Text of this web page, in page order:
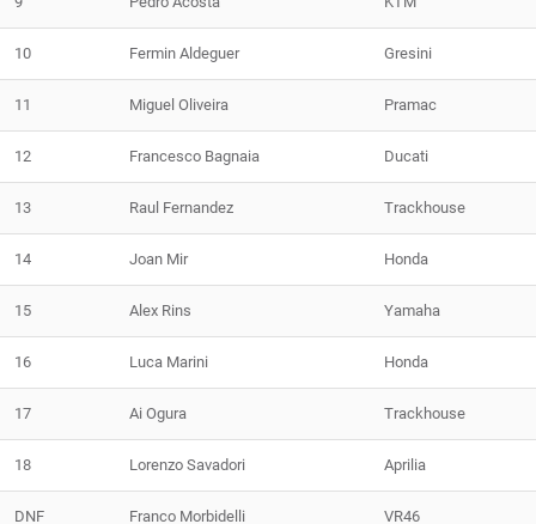
10 Fermin Aldeguer Gresini
11 Miguel Oliveira Pramac
12 Francesco Bagnaia Ducati
13 Raul Fernandez Trackhouse
14 Joan Mir Honda
15 Alex Rins Yamaha
16 Luca Marini Honda
17 Ai Ogura Trackhouse
18 Lorenzo Savadori Aprilia
DNF Franco Morbidelli VR46